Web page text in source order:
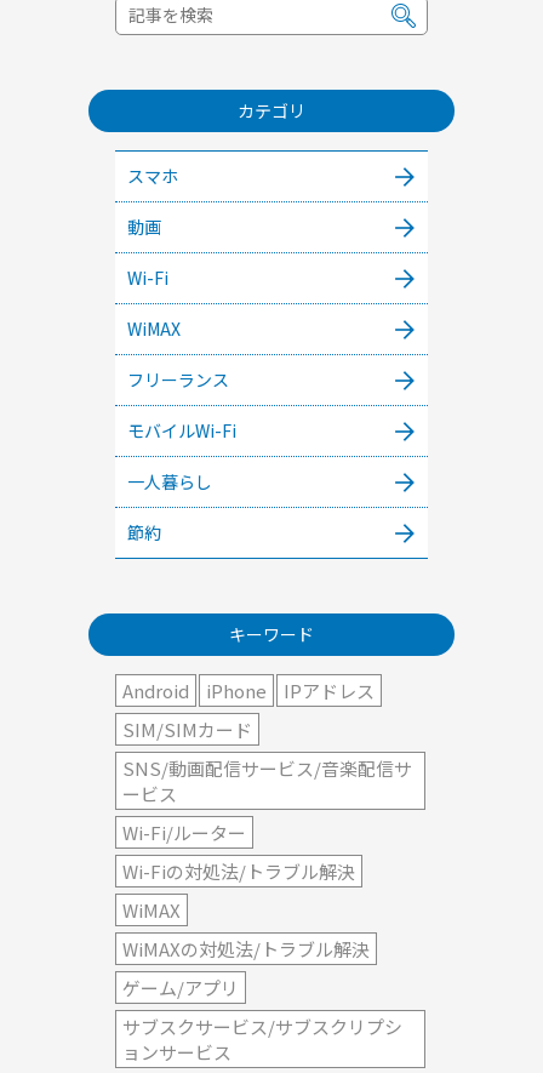
カテゴリ
スマホ
動画
Wi-Fi
WiMAX
フリーランス
モバイルWi-Fi
一人暮らし
節約
キーワード
Android iPhone
IPアドレス
SIM/SIMカード
SNS/動画配信サービス/音楽配信サ
ービス
Wi-Fi/ルーター
Wi-Fiの対処法/トラブル解決
WiMAX
WiMAXの対処法/トラブル解決
ゲーム/アプリ
サブスクサービス/サブスクリプシ
ョンサービス